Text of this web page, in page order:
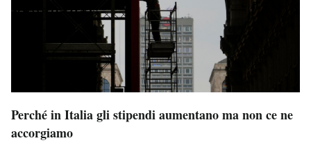
Perché in Italia gli stipendi aumentano ma non ce ne
accorgiamo